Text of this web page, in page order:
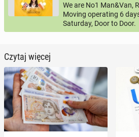
We are No1 Man&Van,
Moving operating 6
Saturday, Door to Door.
Czytaj więcej